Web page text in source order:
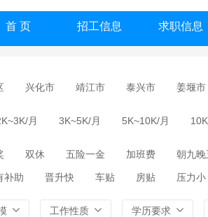
首 页 招工信息 求职信息
兴化市 靖江市 泰兴市 姜堰市
月 3K~5K/月 5K~10K/月
双休 五险一金 加班费 朝九晚
补助 晋升快 车贴 房贴 压力小
工作性质 学历要求